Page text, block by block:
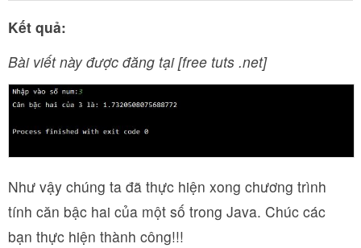
Kết quả:
Bài viết này được đăng tại [free tuts .net]
Như vậy chúng ta đã thực hiện xong chương trình
tính căn bậc hai của một số trong Java. Chúc các
bạn thực hiện thành công!!!